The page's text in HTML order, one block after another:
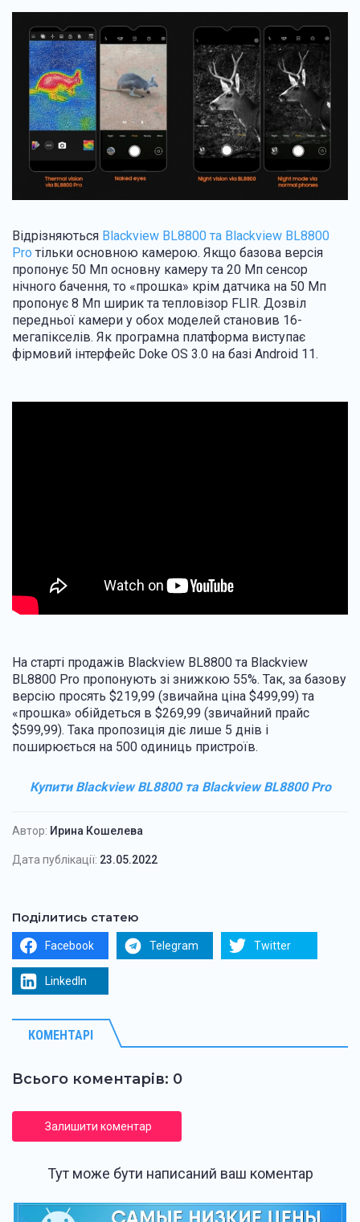
Відрізняються Blackview BL8800 та Blackview BL8800
Pro тільки основною камерою. Якщо базова версія
пропонує 50 Мп основну камеру та 20 Мп сенсор
нічного бачення, то «прошка» крім датчика на 50 Мп
пропонує 8 Мп ширик та тепловізор FLIR. Дозвіл
передньої камери у обох моделей становив 16-
мегапікселів. Як програмна платформа виступає
фірмовий інтерфейс Doke OS 3.0 на базі Android 11.
На старті продажів Blackview BL8800 та Blackview
BL8800 Pro пропонують зі знижкою 55%. Так, за базову
версію просять $219,99 (звичайна ціна $499,99) та
«прошка» обійдеться в $269,99 (звичайний прайс
$599,99). Така пропозиція діє лише 5 днів і
поширюється на 500 одиниць пристроїв.
Купити Blackview BL8800 та Blackview BL8800 Pro
Автор: Ирина Кошелева
Дата публікації: 23.05.2022
Поділитись статею
Facebook Telegram Twitter
LinkedIn
КОМЕНТАРІ
Всього коментарів: 0
Залишити коментар
Тут може бути написаний ваш коментар